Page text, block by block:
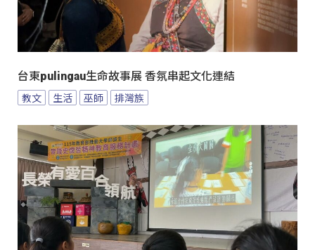
台東pulingau生命故事展 香氛串起文化連結
教文 生活 巫師 排灣族